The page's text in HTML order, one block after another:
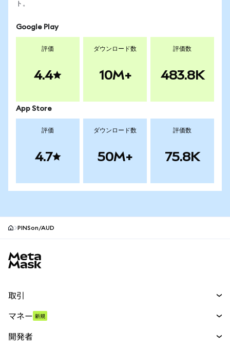
ト。
Google Play
評価
4.4
ダウンロード数
10M+
評価数
483.8K
App Store
評価
4.7
ダウンロード数
50M+
評価数
75.8K
PINSon/AUD
取引
パーペチュアル
マネー 新規
開発者